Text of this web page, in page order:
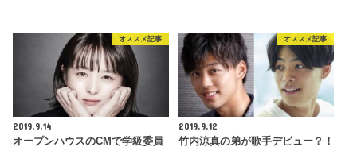
オススメ記事
2019.9.14
オープンハウスのCMで学級委員
オススメ記事
2019.9.12
竹内涼真の弟が歌手デビュー？！